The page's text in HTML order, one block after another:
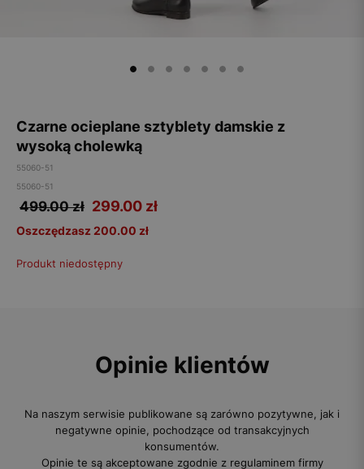
Czarne ocieplane sztyblety damskie z
wysoką cholewką
55060-51
55060-51
499.00 zł 299.00 zł
Oszczędzasz 200.00 zł
Produkt niedostępny
Opinie klientów
Na naszym serwisie publikowane są zarówno pozytywne, jak i
negatywne opinie, pochodzące od transakcyjnych
konsumentów.
Opinie te są akceptowane zgodnie z regulaminem firmy